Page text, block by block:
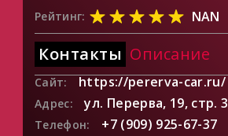
Рейтинг: NAN
Контакты Описание
Сайт: https://pererva-car.ru/
Адрес: ул. Перерва, 19, стр. 3
Телефон: +7 (909) 925-67-37